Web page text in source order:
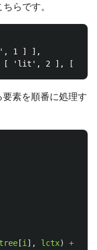
らです。
1 ] ],
素を順番に処理す
tree [i ], lctx) +